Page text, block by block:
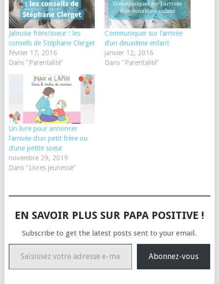
Jalousie frère/soeur : les
conseils de Stéphane Clerget
février 17, 2016
Dans "Parentalité"
Communiquer sur l’arrivée
d’un deuxième enfant
janvier 12, 2016
Dans "Parentalité"
Un livre pour annoncer
l’arrivée d’un petit frère ou
d’une petite soeur
novembre 29, 2019
Dans "Livres jeunesse"
EN SAVOIR PLUS SUR PAPA POSITIVE !
Subscribe to get the latest posts sent to your email.
Saisissez votre adresse e-mail…
Abonnez-vous